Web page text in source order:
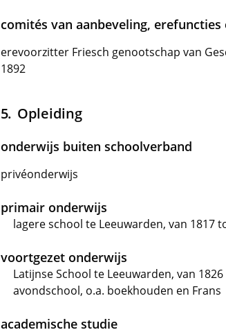
comités van aanbeveling, erefuncties
erevoorzitter Friesch genootschap van
1892
Opleiding
onderwijs buiten schoolverband
privéonderwijs
primair onderwijs
lagere school te Leeuwarden, van 1817
voortgezet onderwijs
Latijnse School te Leeuwarden, van
avondschool, o.a. boekhouden en Frans
academische studie